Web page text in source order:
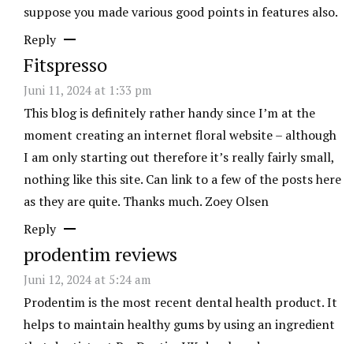
suppose you made various good points in features also.
Reply
Fitspresso
Juni 11, 2024 at 1:33 pm
This blog is definitely rather handy since I’m at the
moment creating an internet floral website – although
I am only starting out therefore it’s really fairly small,
nothing like this site. Can link to a few of the posts here
as they are quite. Thanks much. Zoey Olsen
Reply
prodentim reviews
Juni 12, 2024 at 5:24 am
Prodentim is the most recent dental health product. It
helps to maintain healthy gums by using an ingredient